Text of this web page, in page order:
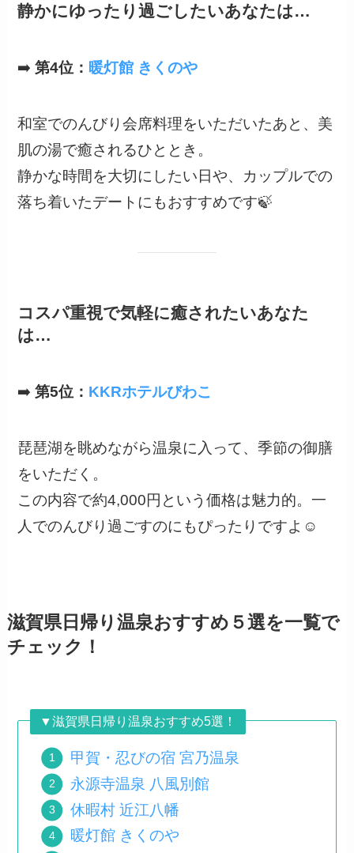
静かにゆったり過ごしたいあなたは…
➡️第4位： 暖灯館 きくのや
和室でのんびり会席料理をいただいたあと、美
肌の湯で癒されるひととき。
静かな時間を大切にしたい日や、カップルでの
落ち着いたデートにもおすすめです🍃
コスパ重視で気軽に癒されたいあなた
は…
➡️第5位： KKRホテルびわこ
琵琶湖を眺めながら温泉に入って、季節の御膳
をいただく。
この内容で約4,000円という価格は魅力的。一
人でのんびり過ごすのにもぴったりですよ☺️
滋賀県日帰り温泉おすすめ５選を一覧で
チェック！
▼滋賀県日帰り温泉おすすめ5選！
甲賀・忍びの宿 宮乃温泉
永源寺温泉 八風別館
休暇村 近江八幡
暖灯館 きくのや